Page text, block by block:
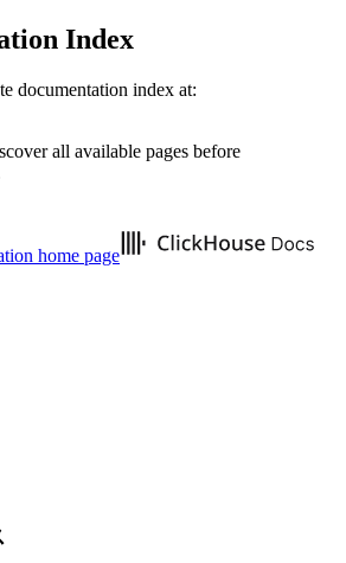
Index
documentation index at:
all available pages before
home page